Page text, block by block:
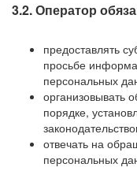
3.2. Оператор
предоставлять
просьбе
персональных
организовывать
порядке,
отвечать на
персональных